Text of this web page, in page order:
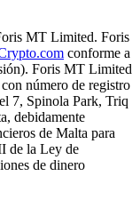
MT Limited. Foris
conforme a
Foris MT Limited
número de registro
7, Spinola Park, Triq
debidamente
de Malta para
de la Ley de
de dinero